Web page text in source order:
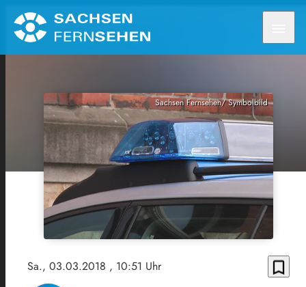
Sachsen Fernsehen/ Symbolbild
Sa., 03.03.2018 , 10:51 Uhr bookmark_border